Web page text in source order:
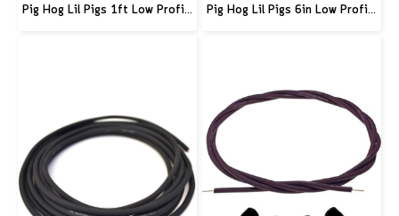
Pig Hog Lil Pigs 1ft Low Profile Patch Cables - 2 pack Pig Hog Lil Pigs 6in Low Profile Patch Cables - 4 pack